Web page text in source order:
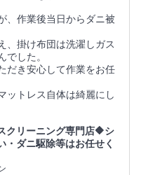
、作業後当日からダニ被
、掛け布団は洗濯しガス
でした。
だき安心して作業をお任
ットレス自体は綺麗にし
クリーニング専門店🔶シ
・ダニ駆除等はお任せく